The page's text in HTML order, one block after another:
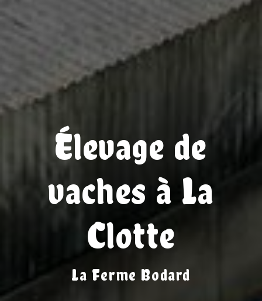
Élevage de
vaches à La
Clotte
La Ferme Bodard